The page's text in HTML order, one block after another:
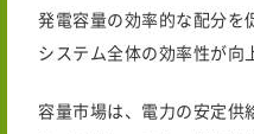
発電容量の効率的な配分を
システム全体の効率性が向
容量市場は、電力の安定供